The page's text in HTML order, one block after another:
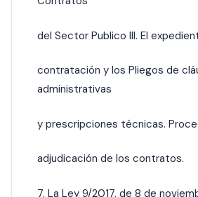
del Sector Publico III. El
contratación y los Pliegos de
administrativas
y prescripciones técnicas.
adjudicación de los contratos.
7. La Ley 9/2017, de 8 de